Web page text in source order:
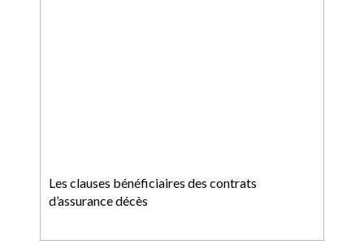
Les clauses bénéficiaires des contrats
d’assurance décès